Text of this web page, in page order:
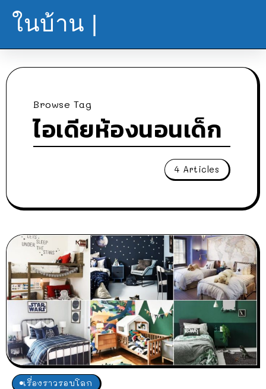
ในบ้าน |
Browse Tag
ไอเดียห้องนอนเด็ก
4 Articles
เรื่องราวรอบโลก